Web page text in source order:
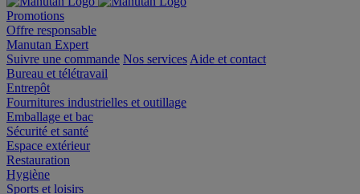
Promotions
Offre responsable
Manutan Expert
Suivre une commande Nos services Aide et contact
Bureau et télétravail
Entrepôt
Fournitures industrielles et outillage
Emballage et bac
Sécurité et santé
Espace extérieur
Restauration
Hygiène
Sports et loisirs